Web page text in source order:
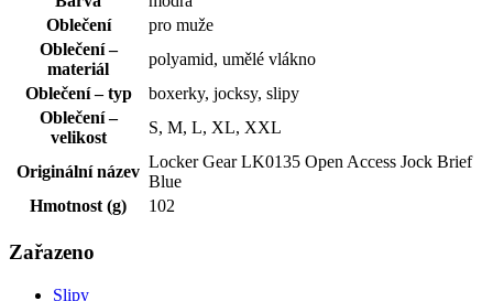
Oblečení
pro muže
Oblečení –
materiál
polyamid, umělé vlákno
Oblečení – typ
boxerky, jocksy, slipy
Oblečení –
velikost
S, M, L, XL, XXL
Originální název
Locker Gear LK0135 Open Access Jock Brief
Blue
Hmotnost (g)
102
Zařazeno
Slipy